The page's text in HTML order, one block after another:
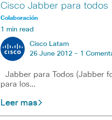
Cisco Jabber para todos
Colaboración
1 min read
Cisco Latam
26 June 2012 - 1
Jabber para Todos (Jabber
para los…
Leer mas